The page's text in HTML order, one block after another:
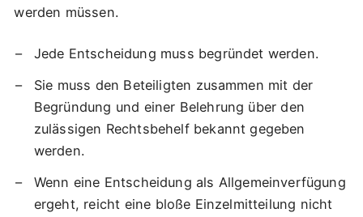
werden müssen.
Jede Entscheidung muss begründet werden.
Sie muss den Beteiligten zusammen mit der
Begründung und einer Belehrung über den
zulässigen Rechtsbehelf bekannt gegeben
werden.
Wenn eine Entscheidung als Allgemeinverfügung
ergeht, reicht eine bloße Einzelmitteilung nicht